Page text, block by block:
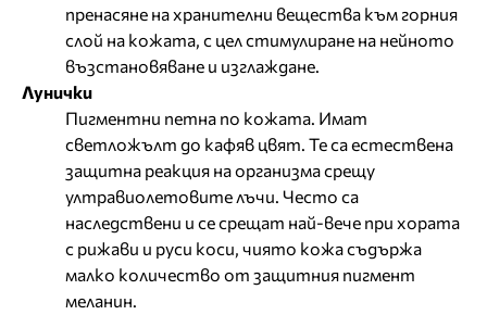
пренасяне на хранителни вещества към горния
слой на кожата, с цел стимулиране на нейното
възстановяване и изглаждане.
Лунички
Пигментни петна по кожата. Имат
светложълт до кафяв цвят. Те са естествена
защитна реакция на организма срещу
ултравиолетовите лъчи. Често са
наследствени и се срещат най-вече при хората
с рижави и руси коси, чиято кожа съдържа
малко количество от защитния пигмент
меланин.